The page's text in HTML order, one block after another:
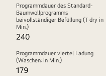
Programmdauer des Standard-
Baumwollprogramms
beivollständiger Befüllung (T dry in
Min.)
240
Programmdauer viertel Ladung
(Waschen; in Min.)
179